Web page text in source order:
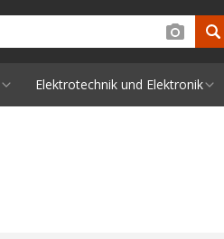
Elektrotechnik und Elektronik